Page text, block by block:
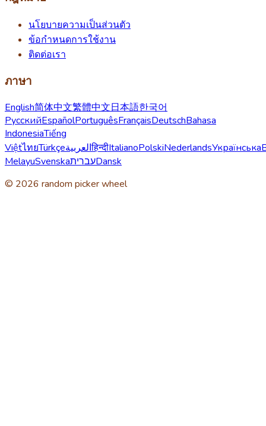
นโยบายความเป็นส่วนตัว
ข้อกำหนดการใช้งาน
ติดต่อเรา
ภาษา
English简体中文繁體中文日本語한국어
РусскийEspañolPortuguêsFrançaisDeutschBahasa
IndonesiaTiếng
ViệtไทยTürkçeالعربيةहिन्दीItalianoPolskiNederlandsУкраїнська
MelayuSvenskaעבריתDansk
© 2026 random picker wheel